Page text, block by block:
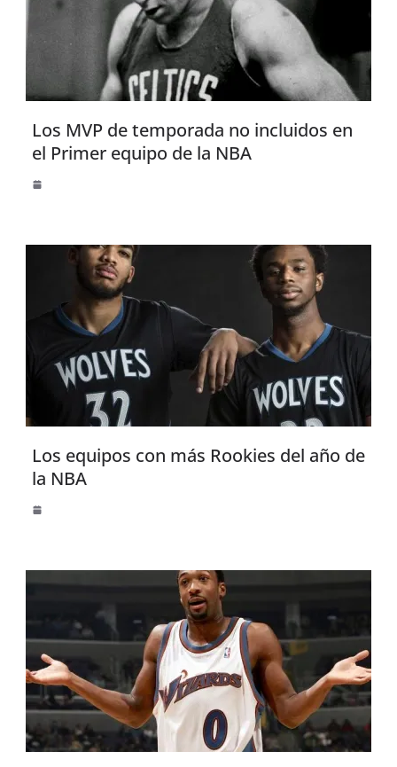
Los MVP de temporada no incluidos en
el Primer equipo de la NBA
Los equipos con más Rookies del año de
la NBA